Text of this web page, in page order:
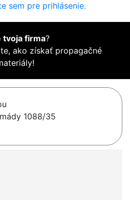
sem pre prihlásenie.
tvoja firma?
ako získať propagačné
1088/35